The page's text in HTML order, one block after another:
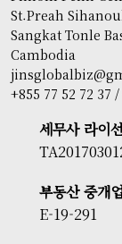
St.Preah
Sangkat Tonle
Cambodia
+855 77 52 72 37
세무사 라이
부동산 중개
E-19-291